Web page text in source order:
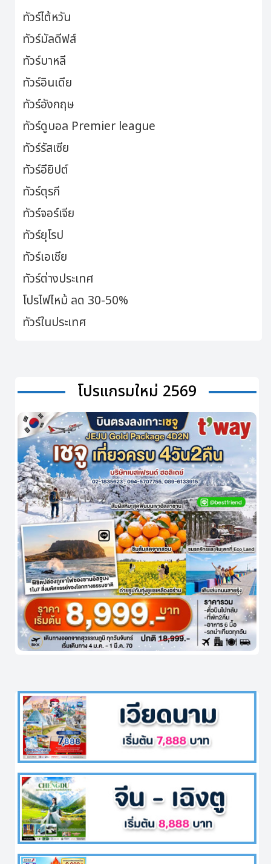
ทัวร์ไต้หวัน
ทัวร์มัลดีฟส์
ทัวร์บาหลี
ทัวร์อินเดีย
ทัวร์อังกฤษ
ทัวร์ดูบอล Premier league
ทัวร์รัสเซีย
ทัวร์อียิปต์
ทัวร์ตุรกี
ทัวร์จอร์เจีย
ทัวร์ยุโรป
ทัวร์เอเชีย
ทัวร์ต่างประเทศ
โปรไฟไหม้ ลด 30-50%
ทัวร์ในประเทศ
โปรแกรมใหม่ 2569